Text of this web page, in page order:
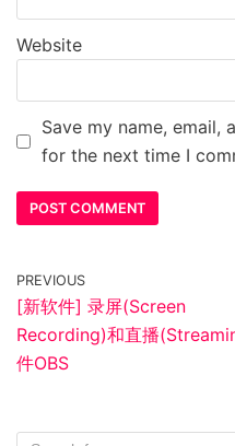
Website
Save my name, email,
for the next time I
PREVIOUS
[新软件] 录屏(Screen
Recording)和直播
件OBS